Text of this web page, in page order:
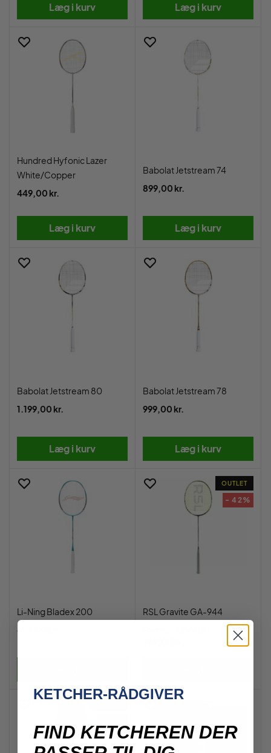
Læg i kurv Læg i kurv
Hundred Hyfonic Lazer
White/Copper
449,00 kr.
Læg i kurv
Babolat Jetstream 74
899,00 kr.
Læg i kurv
Babolat Jetstream 80
1.199,00 kr.
Læg i kurv
Babolat Jetstream 78
999,00 kr.
Læg i kurv
Li-Ning Bladex 200
695,00 kr.
OUTLET
- 42%
RSL Gravite GA-944
KETCHER-RÅDGIVER
FIND KETCHEREN DER